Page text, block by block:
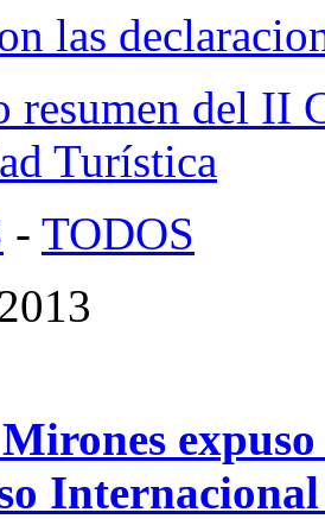
las
resumen del II
Turística
- TODOS